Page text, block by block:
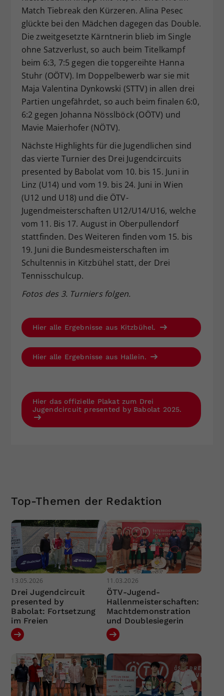
Match Tiebreak den Kürzeren. Alina Pesec
glückte bei den Mädchen dagegen das Double.
Die zweitgesetzte Kärntnerin blieb im Single
ohne Satzverlust, so auch beim Titelkampf
beim 6:3, 7:5 gegen die topgereihte Hanna
Stuhr (OÖTV). Im Doppelbewerb war sie mit
Maja Valentina Dynkowski (STTV) in allen drei
Partien ungefährdet, so auch beim finalen 6:0,
6:2 gegen Johanna Nösslböck (OÖTV) und
Mavie Maierhofer (NÖTV).
Nächste Highlights für die Jugendlichen sind
das vierte Turnier des Drei Jugendcircuits
presented by Babolat vom 10. bis 15. Juni in
Linz (U14) und vom 19. bis 24. Juni in Wien
(U12 und U18) und die ÖTV-
Jugendmeisterschaften U12/U14/U16, welche
vom 11. Bis 17. August in Oberpullendorf
stattfinden. Des Weiteren finden vom 15. bis
19. Juni die Bundesmeisterschaften im
Schultennis in Kitzbühel statt, der Drei
Tennisschulcup.
Fotos des 3. Turniers folgen.
Hier alle Ergebnisse aus Kitzbühel.
Hier alle Ergebnisse aus Hallein.
Hier das offizielle Plakat zum Drei
Jugendcircuit presented by Babolat 2025.
Top-Themen der Redaktion
13.05.2026
Drei Jugendcircuit
presented by
Babolat: Fortsetzung
im Freien
11.03.2026
ÖTV-Jugend-
Hallenmeisterschaften:
Machtdemonstration
und Doublesiegerin